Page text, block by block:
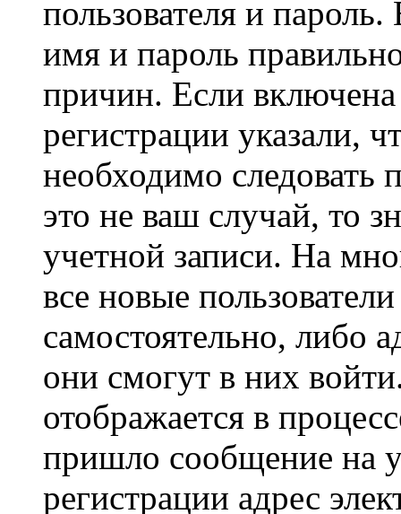
пользователя и
имя и пароль
причин. Если
регистрации указали,
необходимо
это не ваш случай, то
учетной записи. На
все новые
самостоятельно, либо
они смогут в них
отображается в
пришло сообщение на
регистрации адрес